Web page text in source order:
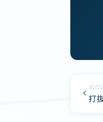
前の
打